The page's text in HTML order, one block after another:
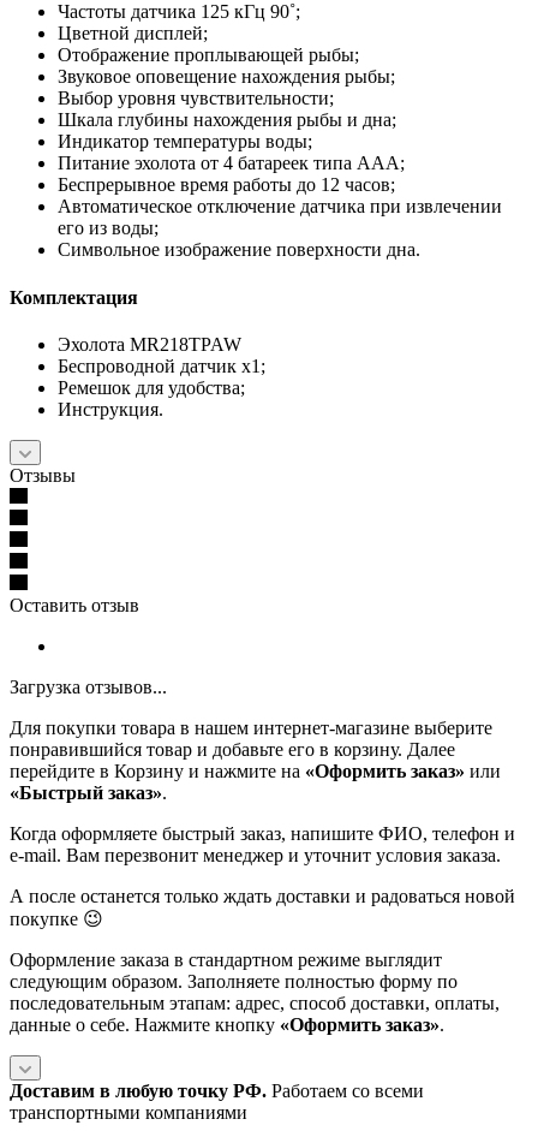
Частоты датчика 125 кГц 90˚;
Цветной дисплей;
Отображение проплывающей рыбы;
Звуковое оповещение нахождения рыбы;
Выбор уровня чувствительности;
Шкала глубины нахождения рыбы и дна;
Индикатор температуры воды;
Питание эхолота от 4 батареек типа AAA;
Беспрерывное время работы до 12 часов;
Автоматическое отключение датчика при извлечении
его из воды;
Символьное изображение поверхности дна.
Комплектация
Эхолота MR218TPAW
Беспроводной датчик x1;
Ремешок для удобства;
Инструкция.
Отзывы
Оставить отзыв
Загрузка отзывов...
Для покупки товара в нашем интернет-магазине выберите
понравившийся товар и добавьте его в корзину. Далее
перейдите в Корзину и нажмите на «Оформить заказ» или
«Быстрый заказ».
Когда оформляете быстрый заказ, напишите ФИО, телефон и
e-mail. Вам перезвонит менеджер и уточнит условия заказа.
А после останется только ждать доставки и радоваться новой
покупке 😉
Оформление заказа в стандартном режиме выглядит
следующим образом. Заполняете полностью форму по
последовательным этапам: адрес, способ доставки, оплаты,
данные о себе. Нажмите кнопку «Оформить заказ».
Доставим в любую точку РФ. Работаем со всеми
транспортными компаниями